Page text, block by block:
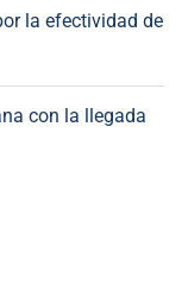
la efectividad de
con la llegada